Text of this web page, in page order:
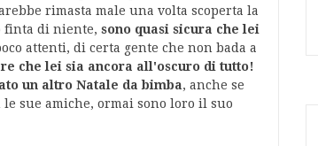
rimasta male una volta scoperta la
finta di niente, sono quasi sicura che lei
attenti, di certa gente che non bada a
che lei sia ancora all'oscuro di tutto!
un altro Natale da bimba, anche se
sue amiche, ormai sono loro il suo